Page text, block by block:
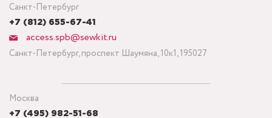
Санкт-Петербург
+7 (812) 655-67-41
access.spb@sewkit.ru
Санкт-Петербург, проспект Шаумяна, 10к1, 195027
Москва
+7 (495) 982-51-68